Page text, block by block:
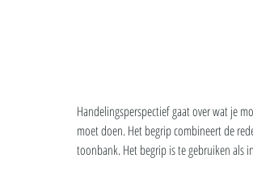
Handelingsperspectief gaat over wat je
moet doen. Het begrip combineert de
toonbank. Het begrip is te gebruiken als